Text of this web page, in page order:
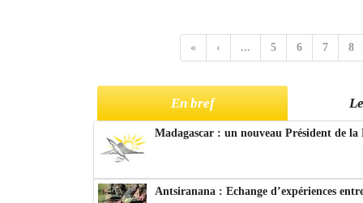
« ‹ ... 5 6 7 8
En bref
Madagascar : un nouveau Président de
Antsiranana : Echange d’expériences